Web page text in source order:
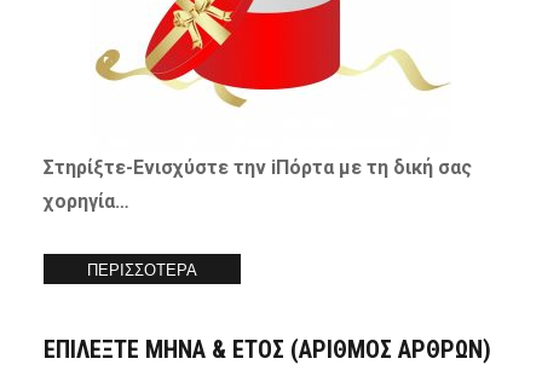
Στηρίξτε-Ενισχύστετην iΠόρτα με τη δική σας
χορηγία…
ΠΕΡΙΣΣΟΤΕΡΑ
ΕΠΙΛΕΞΤΕ ΜΗΝΑ & ΕΤΟΣ (ΑΡΙΘΜΟΣ ΑΡΘΡΩΝ)